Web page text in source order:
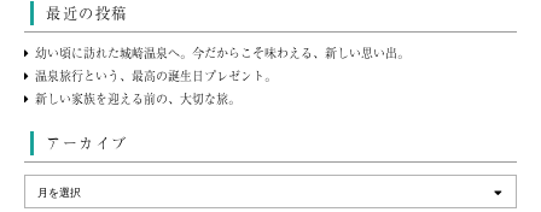
最近の投稿
幼い頃に訪れた城崎温泉へ。今だからこそ味わえる、新しい思い出。
温泉旅行という、最高の誕生日プレゼント。
新しい家族を迎える前の、大切な旅。
アーカイブ